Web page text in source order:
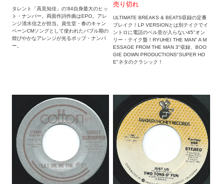
タレント「高見知佳」の'84自身最大のヒッ
ト・ナンバー。両面作詞作曲はEPO。アレ
ンジ清水信之が担当。資生堂・春のキャン
ペーンCMソングとして使われたバブル期の
煌びやかなアレンジが光るポップ・ナンバ
ー。
売り切れ
ULTIMATE BREAKS & BEATS収録の定番
ブレイク！LP VERSIONとは別テイクでイ
ントロに電話のベル音が入らない45"オン
リー・テイク盤！RYUHEI THE MAN" A M
ESSAGE FROM THE MAN 3"収録、BOO
GIE DOWN PRODUCTIONS"SUPER HO
E"ネタのクラシック！